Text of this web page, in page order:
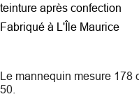
teinture après confection
Fabriqué à L'Île Maurice
Le mannequin mesure 178
50.